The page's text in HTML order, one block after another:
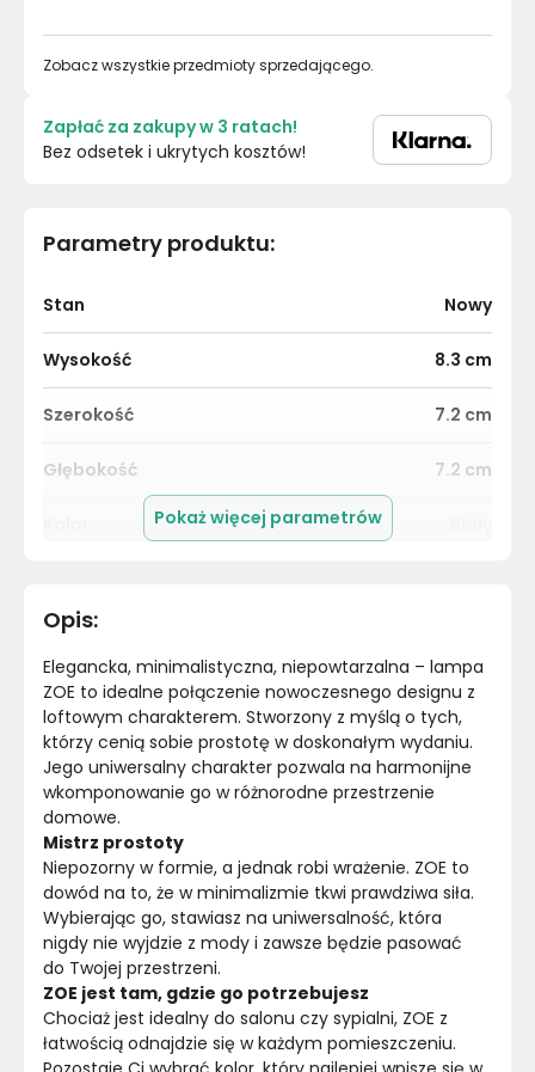
Parametry produktu:
Stan Nowy
Wysokość 8.3 cm
Szerokość 7.2 cm
Głębokość 7.2 cm
Rodzaj gwintu
Moc maksymalna
Ilość źródeł światła
Materiał Unknown
Kolor Biele kremy
Marka Sollux Lighting
Montaż
Pokaż więcej parametrów
Opis:
Elegancka, minimalistyczna, niepowtarzalna – lampa
ZOE to idealne połączenie nowoczesnego designu z
loftowym charakterem. Stworzony z myślą o tych,
którzy cenią sobie prostotę w doskonałym wydaniu.
Jego uniwersalny charakter pozwala na harmonijne
wkomponowanie go w różnorodne przestrzenie
domowe.
Mistrz prostoty
Niepozorny w formie, a jednak robi wrażenie. ZOE to
dowód na to, że w minimalizmie tkwi prawdziwa siła.
Wybierając go, stawiasz na uniwersalność, która
nigdy nie wyjdzie z mody i zawsze będzie pasować
do Twojej przestrzeni.
ZOE jest tam, gdzie go potrzebujesz
Chociaż jest idealny do salonu czy sypialni, ZOE z
łatwością odnajdzie się w każdym pomieszczeniu.
Zobacz wszystkie przedmioty sprzedającego.
Zapłać za zakupy w 3 ratach!
Bez odsetek i ukrytych kosztów!